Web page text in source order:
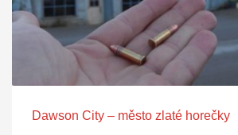
Dawson City – město zlaté horečky